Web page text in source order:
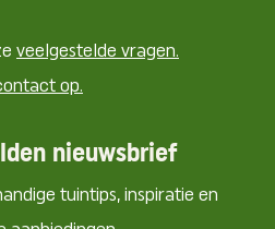
veelgestelde vragen.
op.
nieuwsbrief
tuintips, inspiratie en